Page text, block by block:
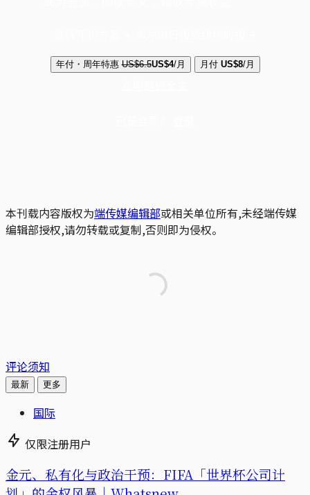
年付・周年特惠 US$6.5US$4/月 月付 US$8/月
本刊载内容版权为端传媒编辑部或相关单位所有,未经端传媒
编辑部授权,请勿转载或复制,否则即为侵权。
评论须知
最新 更多
国际
仅限注册用户
金元、私有化与政治干预：FIFA「世界杯公司计